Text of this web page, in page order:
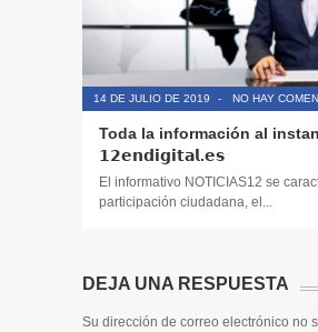
14 DE JULIO DE 2019 - NO HAY
Toda la información al
𝟭𝟮𝗲𝗻𝗱𝗶𝗴𝗶𝘁𝗮𝗹.𝗲𝘀
El informativo NOTICIAS12 se
participación ciudadana, el...
DEJA UNA RESPUESTA
Su dirección de correo electrónico no